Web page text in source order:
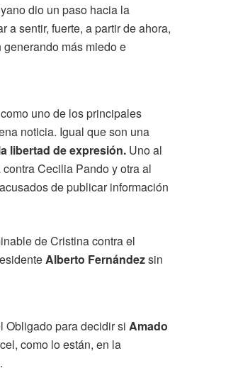
dio un paso hacia la
a sentir, fuerte, a partir de ahora,
más miedo e
uno de los principales
noticia. Igual que son una
libertad de expresión. Uno al
Cecilia Pando y otra al
de publicar información
de Cristina contra el
Alberto Fernándezsin
Obligado para decidir siAmado
como lo están, en la